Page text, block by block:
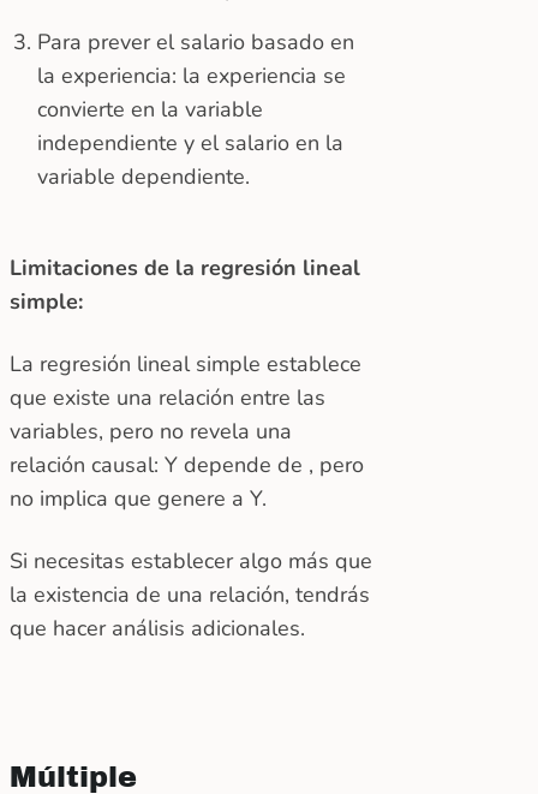
Para prever el salario basado en
la experiencia: la experiencia se
convierte en la variable
independiente y el salario en la
variable dependiente.
Limitaciones de la regresión lineal
simple:
La regresión lineal simple establece
que existe una relación entre las
variables, pero no revela una
relación causal: Y depende de , pero
no implica que genere a Y.
Si necesitas establecer algo más que
la existencia de una relación, tendrás
que hacer análisis adicionales.
Múltiple